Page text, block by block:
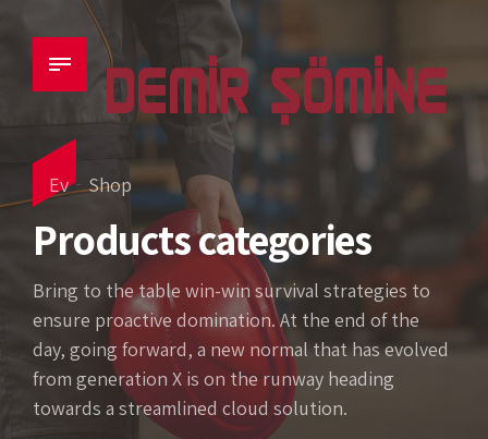
Ev Shop
Products categories
Bring to the table win-win survival strategies to
ensure proactive domination. At the end of the
day, going forward, a new normal that has evolved
from generation X is on the runway heading
towards a streamlined cloud solution.